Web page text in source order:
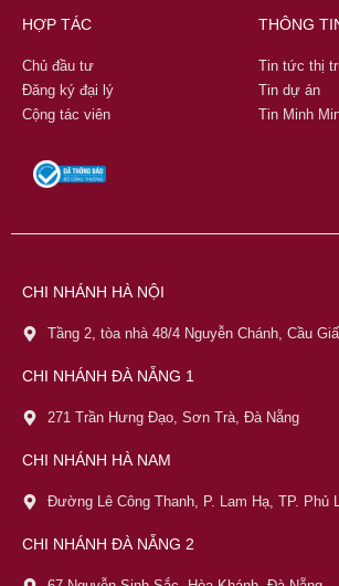
HỢP TÁC
Chủ đầu tư
Đăng ký đại lý
Cộng tác viên
THÔNG
Tin tức thị
Tin dự án
Tin Minh
CHI NHÁNH HÀ NỘI
Tầng 2, tòa nhà 48/4 Nguyễn Chánh, Cầu
CHI NHÁNH ĐÀ NẴNG 1
271 Trần Hưng Đạo, Sơn Trà, Đà Nẵng
CHI NHÁNH HÀ NAM
Đường Lê Công Thanh, P. Lam Hạ, TP. Phủ
CHI NHÁNH ĐÀ NẴNG 2